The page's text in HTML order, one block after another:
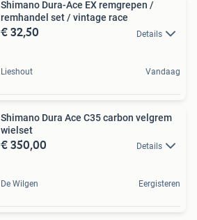
Shimano Dura-Ace EX remgrepen /
remhandel set / vintage race
€ 32,50 Details
Lieshout Vandaag
Shimano Dura Ace C35 carbon velgrem
wielset
€ 350,00 Details
De Wilgen Eergisteren